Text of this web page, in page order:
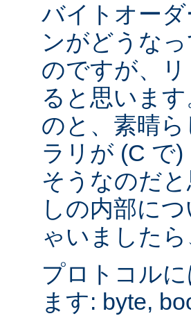
バイトオー
ンがどうな
のですが、
ると思いま
のと、素晴
ラリが (C で
そうなのだ
しの内部に
ゃいました
プロトコル
ます: byte,